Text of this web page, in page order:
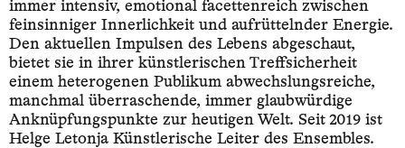
immer intensiv, emotional facettenreich zwischen
feinsinniger Innerlichkeit und aufrüttelnder Energie.
Den aktuellen Impulsen des Lebens abgeschaut,
bietet sie in ihrer künstlerischen Treffsicherheit
einem heterogenen Publikum abwechslungsreiche,
manchmal überraschende, immer glaubwürdige
Anknüpfungspunkte zur heutigen Welt. Seit 2019 ist
Helge Letonja Künstlerische Leiter des Ensembles.